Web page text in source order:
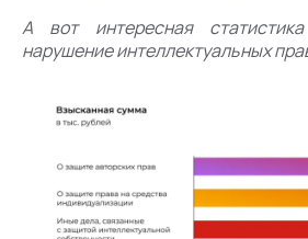
А вот интересная
нарушение интеллектуальных